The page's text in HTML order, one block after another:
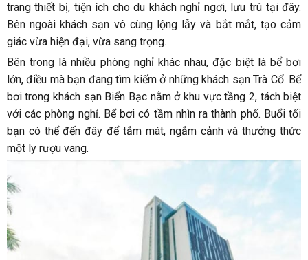
trang thiết bị, tiện ích cho du khách nghỉ ngơi, lưu trú tại đây.
Bên ngoài khách sạn vô cùng lộng lẫy và bắt mắt, tạo cảm
giác vừa hiện đại, vừa sang trọng.
Bên trong là nhiều phòng nghỉ khác nhau, đặc biệt là bể bơi
lớn, điều mà bạn đang tìm kiếm ở những khách sạn Trà Cổ. Bể
bơi trong khách sạn Biển Bạc nằm ở khu vực tầng 2, tách biệt
với các phòng nghỉ. Bể bơi có tầm nhìn ra thành phố. Buổi tối
bạn có thể đến đây để tắm mát, ngắm cảnh và thưởng thức
một ly rượu vang.